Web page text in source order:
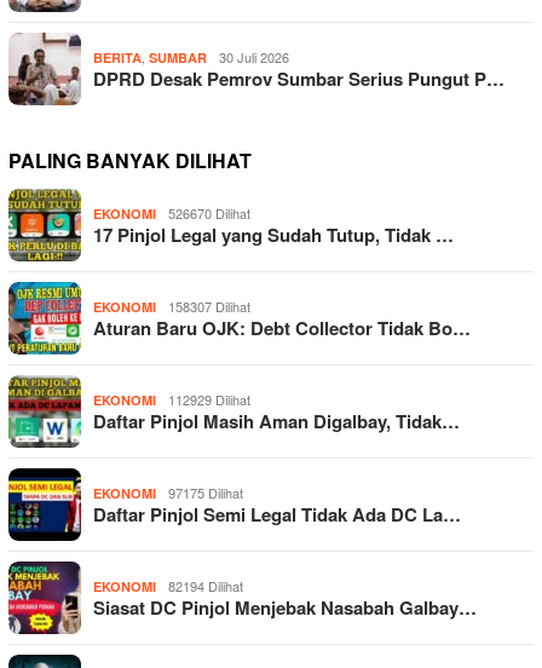
BERITA SUMBAR 30 Juli 2026
DPRD Desak Pemrov Sumbar Serius Pungut P…
PALING BANYAK DILIHAT
EKONOMI 526670 Dilihat
17 Pinjol Legal yang Sudah Tutup, Tidak …
EKONOMI 158307 Dilihat
Aturan Baru OJK: Debt Collector Tidak Bo…
EKONOMI 112929 Dilihat
Daftar Pinjol Masih Aman Digalbay, Tidak…
EKONOMI 97175 Dilihat
Daftar Pinjol Semi Legal Tidak Ada DC La…
EKONOMI 82194 Dilihat
Siasat DC Pinjol Menjebak Nasabah Galbay…